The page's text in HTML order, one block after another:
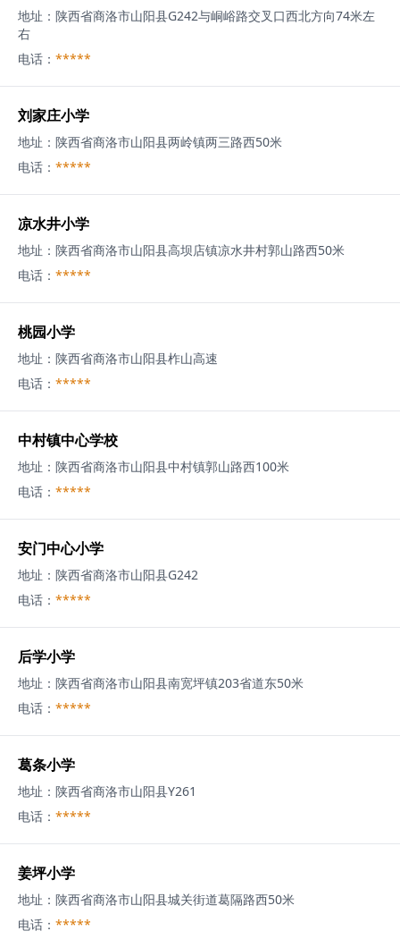
地址： 陕西省商洛市山阳县G242与峒峪路交叉口西北方向74米左
右
电话： *****
刘家庄小学
地址： 陕西省商洛市山阳县两岭镇两三路西50米
电话： *****
凉水井小学
地址： 陕西省商洛市山阳县高坝店镇凉水井村郭山路西50米
电话： *****
桃园小学
地址： 陕西省商洛市山阳县柞山高速
电话： *****
中村镇中心学校
地址： 陕西省商洛市山阳县中村镇郭山路西100米
电话： *****
安门中心小学
地址： 陕西省商洛市山阳县G242
电话： *****
后学小学
地址： 陕西省商洛市山阳县南宽坪镇203省道东50米
电话： *****
葛条小学
地址： 陕西省商洛市山阳县Y261
电话： *****
姜坪小学
地址： 陕西省商洛市山阳县城关街道葛隔路西50米
电话： *****